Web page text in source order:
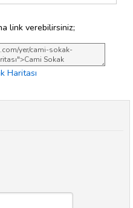
link verebilirsiniz;
Haritası